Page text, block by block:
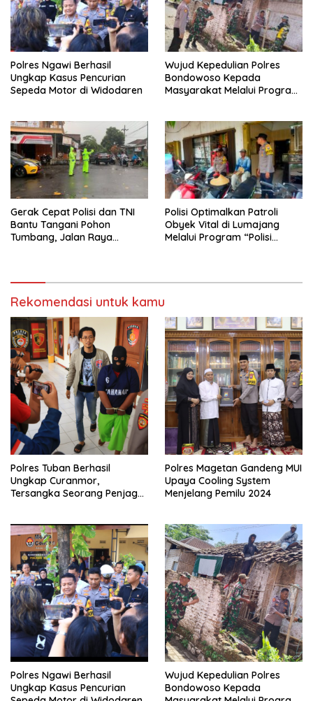
Polres Ngawi Berhasil
Ungkap Kasus Pencurian
Sepeda Motor di Widodaren
Wujud Kepedulian Polres
Bondowoso Kepada
Masyarakat Melalui Program
Gerak Cepat Polisi dan TNI
Bantu Tangani Pohon
Tumbang, Jalan Raya
Polisi Optimalkan Patroli
Obyek Vital di Lumajang
Melalui Program “Polisi
Rekomendasi untuk kamu
Polres Tuban Berhasil
Ungkap Curanmor,
Tersangka Seorang Penjaga
Polres Magetan Gandeng MUI
Upaya Cooling System
Menjelang Pemilu 2024
Polres Ngawi Berhasil
Ungkap Kasus Pencurian
Wujud Kepedulian Polres
Bondowoso Kepada